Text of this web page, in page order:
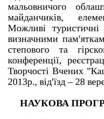
мальовничого
майданчиків,
Можливі
визначними
степового та
конференції,
Творчості Вчених
2013р., від'їзд – 28
НАУКОВА